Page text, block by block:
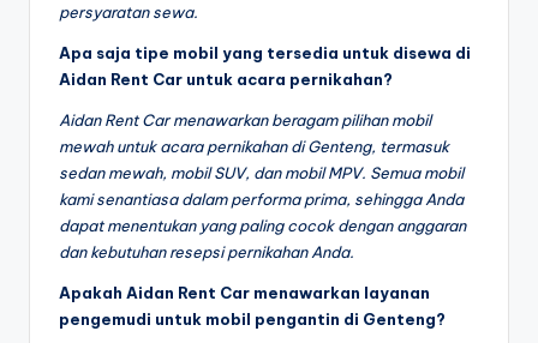
persyaratan sewa.
Apa saja tipe mobil yang tersedia untuk disewa di
Aidan Rent Car untuk acara pernikahan?
Aidan Rent Car menawarkan beragam pilihan mobil
mewah untuk acara pernikahan di Genteng, termasuk
sedan mewah, mobil SUV, dan mobil MPV. Semua mobil
kami senantiasa dalam performa prima, sehingga Anda
dapat menentukan yang paling cocok dengan anggaran
dan kebutuhan resepsi pernikahan Anda.
Apakah Aidan Rent Car menawarkan layanan
pengemudi untuk mobil pengantin di Genteng?